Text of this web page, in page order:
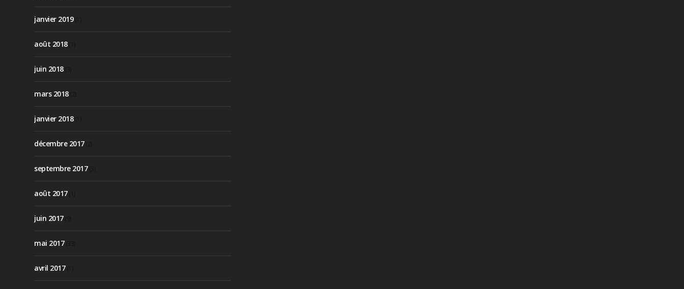
janvier 2019(1)
août 2018(1)
juin 2018(3)
mars 2018(2)
janvier 2018(1)
décembre 2017(2)
septembre 2017(3)
août 2017(1)
juin 2017(9)
mai 2017(33)
avril 2017(1)